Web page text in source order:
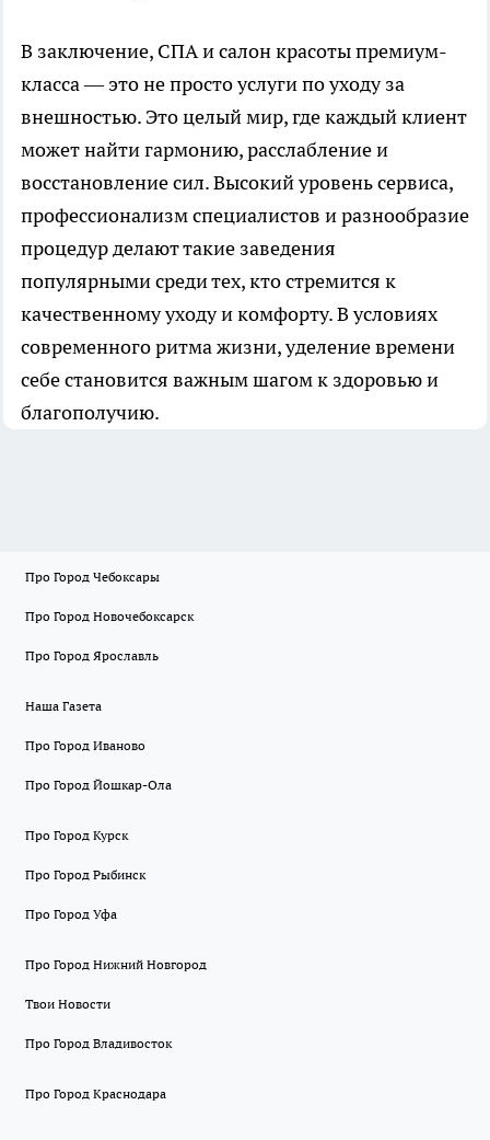
В заключение, СПА и салон красоты премиум-
класса — это не просто услуги по уходу за
внешностью. Это целый мир, где каждый клиент
может найти гармонию, расслабление и
восстановление сил. Высокий уровень сервиса,
профессионализм специалистов и разнообразие
процедур делают такие заведения
популярными среди тех, кто стремится к
качественному уходу и комфорту. В условиях
современного ритма жизни, уделение времени
себе становится важным шагом к здоровью и
благополучию.
Про Город Чебоксары
Про Город Новочебоксарск
Про Город Ярославль
Наша Газета
Про Город Иваново
Про Город Йошкар-Ола
Про Город Курск
Про Город Рыбинск
Про Город Уфа
Про Город Нижний Новгород
Твои Новости
Про Город Владивосток
Про Город Краснодара